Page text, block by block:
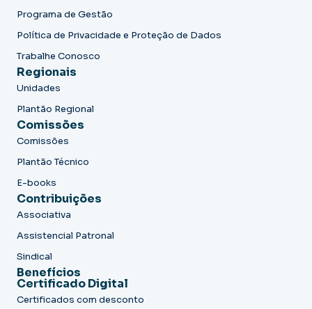
Programa de Gestão
Política de Privacidade e Proteção de Dados
Trabalhe Conosco
Regionais
Unidades
Plantão Regional
Comissões
Comissões
Plantão Técnico
E-books
Contribuições
Associativa
Assistencial Patronal
Sindical
Benefícios
Certificado Digital
Certificados com desconto